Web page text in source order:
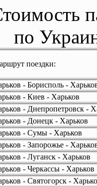
по
поездки:
- Борисполь -
- Киев - Харьков
- Днепропетровск -
- Донецк - Харьков
- Сумы - Харьков
- Запорожье -
- Луганск - Харьков
- Черкассы - Харьков
- Святогорск -